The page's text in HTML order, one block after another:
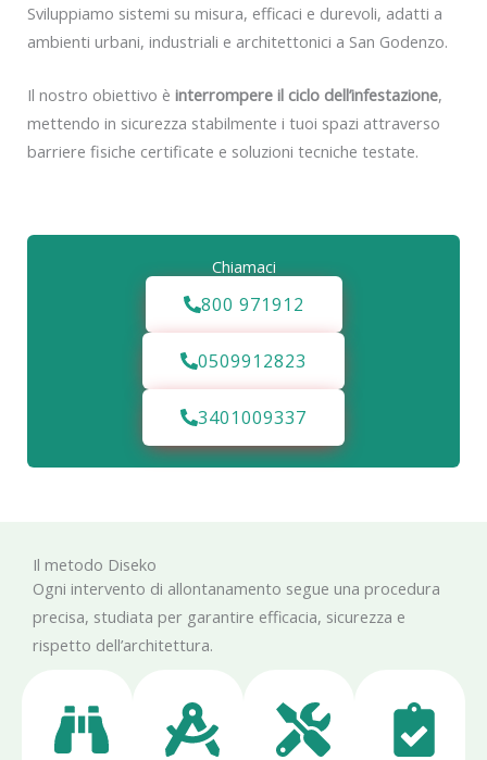
Sviluppiamo sistemi su misura, efficaci e durevoli, adatti a
ambienti urbani, industriali e architettonici a San Godenzo.
Il nostro obiettivo è interrompere il ciclo dell’infestazione,
mettendo in sicurezza stabilmente i tuoi spazi attraverso
barriere fisiche certificate e soluzioni tecniche testate.
Chiamaci
800 971912
0509912823
3401009337
Il metodo Diseko
Ogni intervento di allontanamento segue una procedura
precisa, studiata per garantire efficacia, sicurezza e
rispetto dell’architettura.